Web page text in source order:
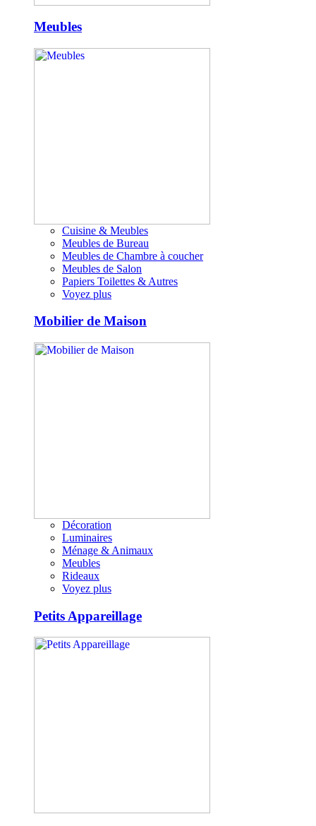
Meubles
Cuisine & Meubles
Meubles de Bureau
Meubles de Chambre à coucher
Meubles de Salon
Papiers Toilettes & Autres
Voyez plus
Mobilier de Maison
Décoration
Luminaires
Ménage & Animaux
Meubles
Rideaux
Voyez plus
Petits Appareillage